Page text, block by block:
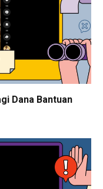
Dana Bantuan